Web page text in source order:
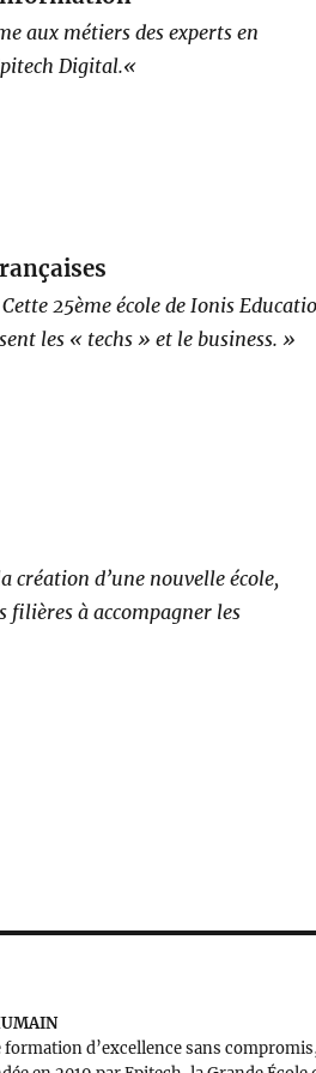
aux métiers des experts en
Digital.«
25ème école de Ionis
les « techs » et le business. »
création d’une nouvelle école,
filières à accompagner les
d’excellence sans